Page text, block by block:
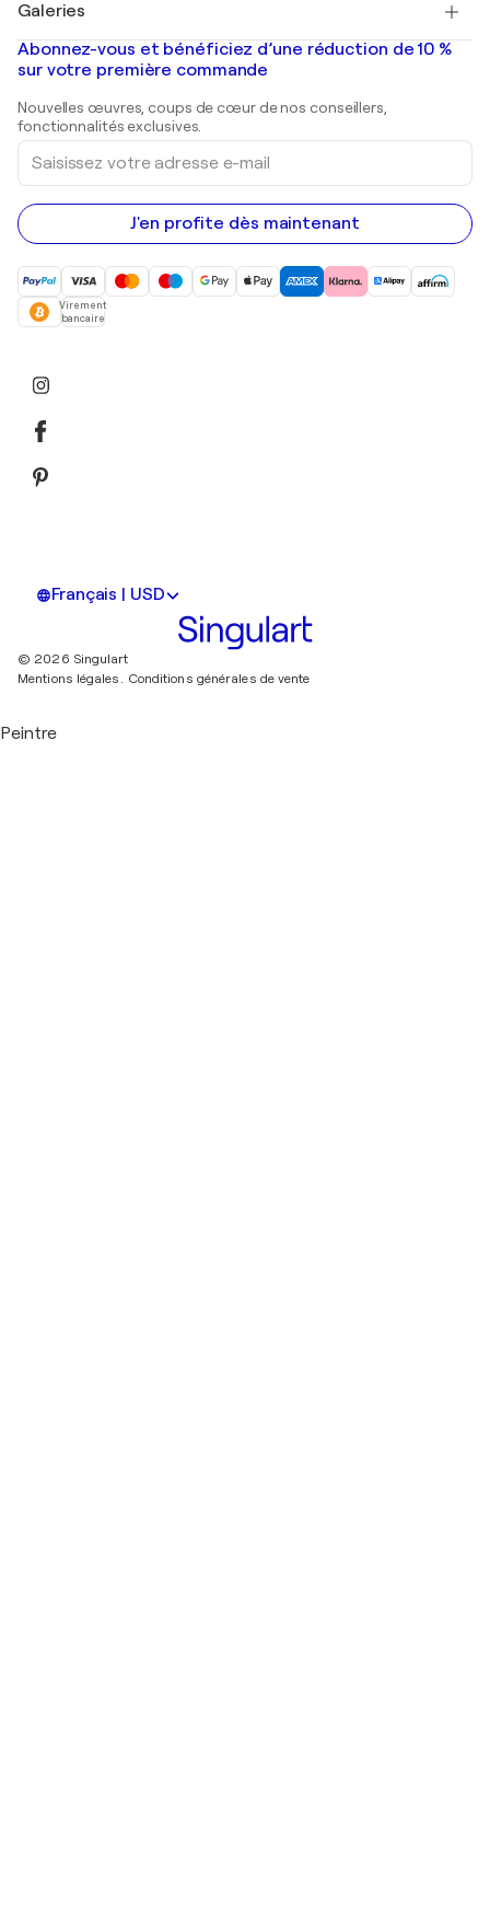
Banksy
Mr. Brainwash
Shepard Fairey
Tableaux abstraits à vendre
Peintures de paysage
Estampes
Peintures acryliques
Galeries
Galeries d'art en France
Galeries d'art en Belgique
Abonnez-vous et bénéficiez d’une réduction de 10 %
sur votre première commande
Nouvelles œuvres, coups de cœur de nos conseillers,
fonctionnalités exclusives.
Saisissez
votre
adresse
e-
mail
J'en profite dès maintenant
Virement
bancaire
Français | USD
© 2026 Singulart
Mentions légales. Conditions générales de vente
Peintre